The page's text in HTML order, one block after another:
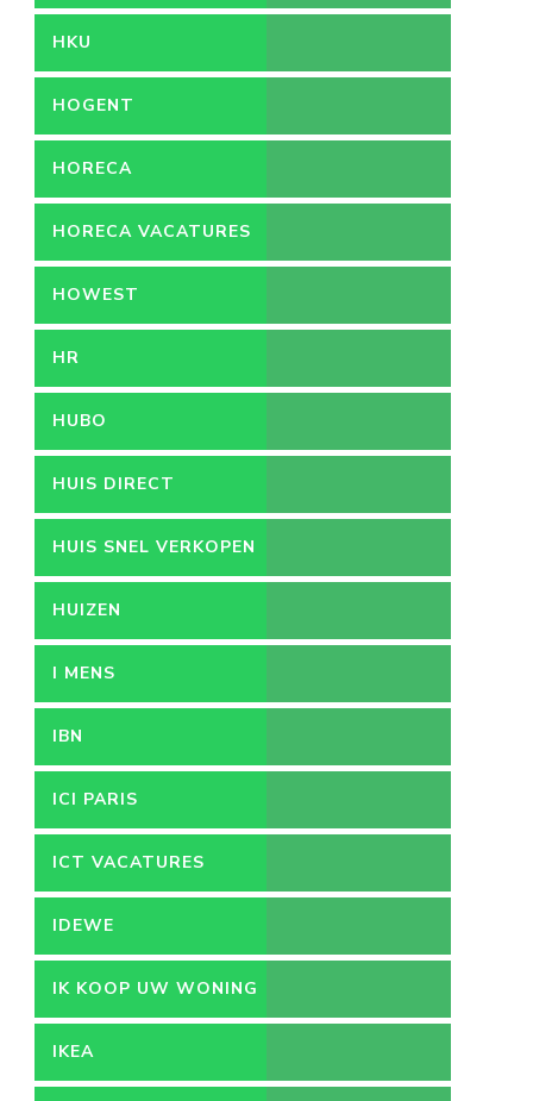
HKU
HOGENT
HORECA
HORECA VACATURES
HOWEST
HR
HUBO
HUIS DIRECT
HUIS SNEL VERKOPEN
HUIZEN
I MENS
IBN
ICI PARIS
ICT VACATURES
IDEWE
IK KOOP UW WONING
IKEA